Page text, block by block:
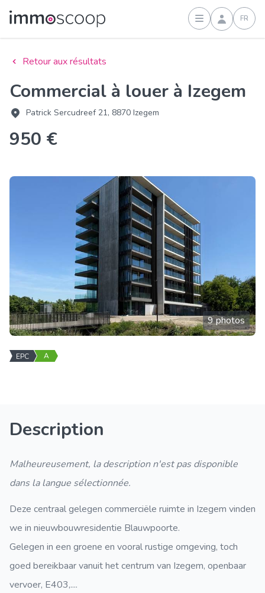
Connexion
FR
Retour aux résultats
Commercial à louer à Izegem
Patrick Sercudreef 21, 8870 Izegem
950 €
9 photos
EPC A
Description
Malheureusement, la description n'est pas disponible
dans la langue sélectionnée.
Deze centraal gelegen commerciële ruimte in Izegem vinden
we in nieuwbouwresidentie Blauwpoorte.
Gelegen in een groene en vooral rustige omgeving, toch
goed bereikbaar vanuit het centrum van Izegem, openbaar
vervoer, E403,....